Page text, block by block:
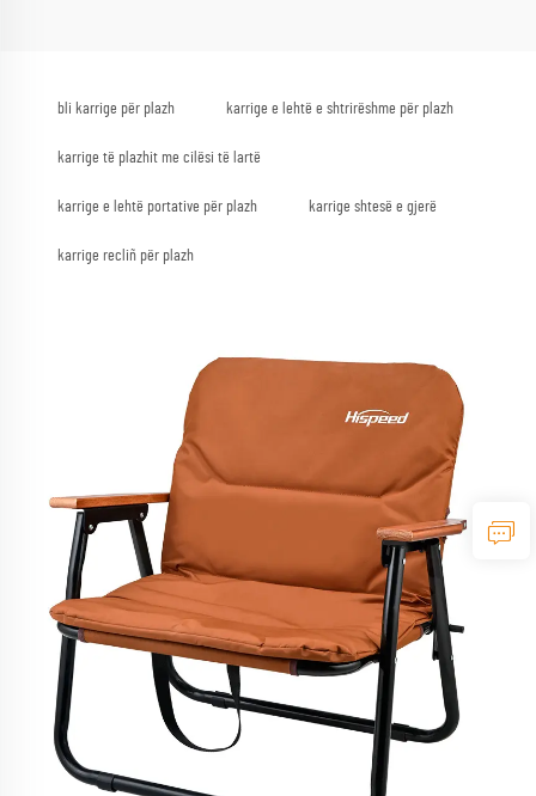
bli karrige për plazh karrige e lehtë e shtrirëshme për plazh
karrige të plazhit me cilësi të lartë
karrige e lehtë portative për plazh karrige shtesë e gjerë
karrige recliñ për plazh